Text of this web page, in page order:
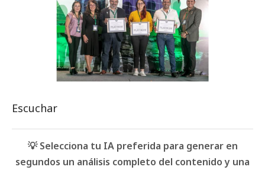
Escuchar
💡 Selecciona tu IA preferida para generar en
segundos un análisis completo del contenido y una